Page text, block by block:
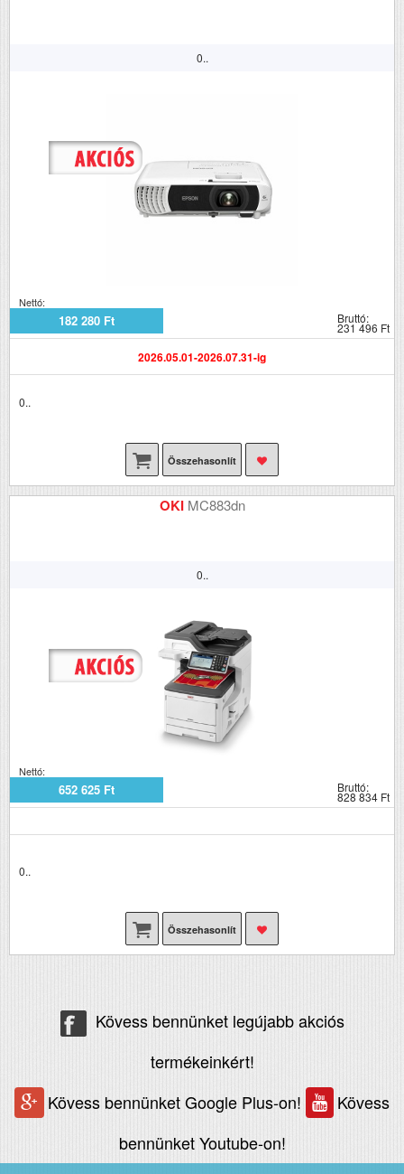
0..
Nettó:
182 280 Ft Bruttó:
231 496 Ft
2026.05.01-2026.07.31-ig
0..
Összehasonlít
OKI MC883dn
0..
Nettó:
652 625 Ft Bruttó:
828 834 Ft
0..
Összehasonlít
Kövess bennünket legújabb akciós
termékeinkért!
Kövess bennünket Google Plus-on!
Kövess
bennünket Youtube-on!